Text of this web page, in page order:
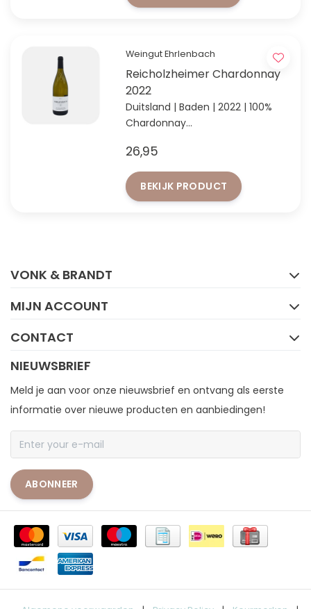
Weingut Ehrlenbach
Reicholzheimer Chardonnay
2022
Duitsland | Baden | 2022 | 100%
Chardonnay
volgens VINUM 2024
26,95
BEKIJK PRODUCT
VONK & BRANDT
MIJN ACCOUNT
CONTACT
NIEUWSBRIEF
Meld je aan voor onze nieuwsbrief en ontvang als eerste
informatie over nieuwe producten en aanbiedingen!
ABONNEER